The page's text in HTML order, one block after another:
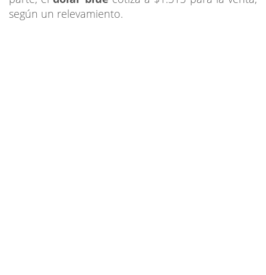
según un relevamiento.